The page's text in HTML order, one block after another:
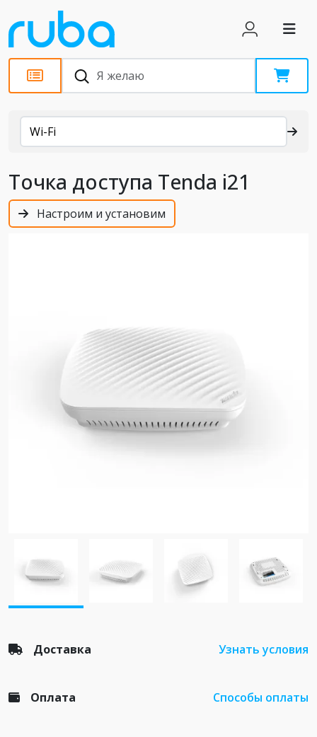
Каталог
Wi-Fi
Точка доступа Tenda i21
Настроим и установим
Доставка Узнать условия
Оплата Способы оплаты